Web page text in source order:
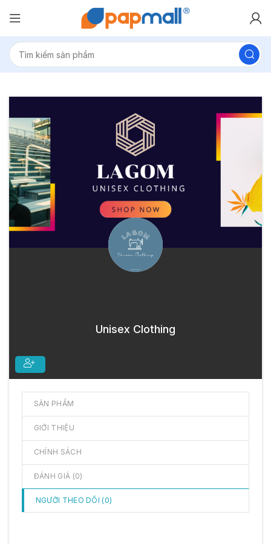
Unisex Clothing
SẢN PHẨM
GIỚI THIỆU
CHÍNH SÁCH
ĐÁNH GIÁ (0)
NGƯỜI THEO DÕI (0)